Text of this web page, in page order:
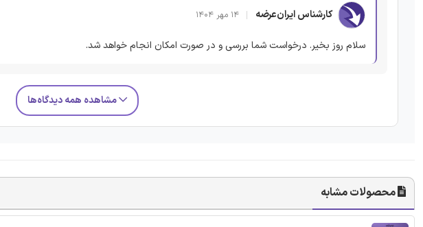
کارشناس ایران‌عرضه ۱۴ مهر ۱۴۰۴
سلام روز بخیر. درخواست شما بررسی و در صورت امکان انجام خواهد شد.
مشاهده همه دیدگاه‌ها
محصولات مشابه